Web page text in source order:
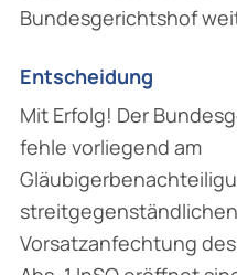
Bundesgerichtshof
Entscheidung
Mit Erfolg! Der
fehle vorliegend am
Vorsatzanfechtung des